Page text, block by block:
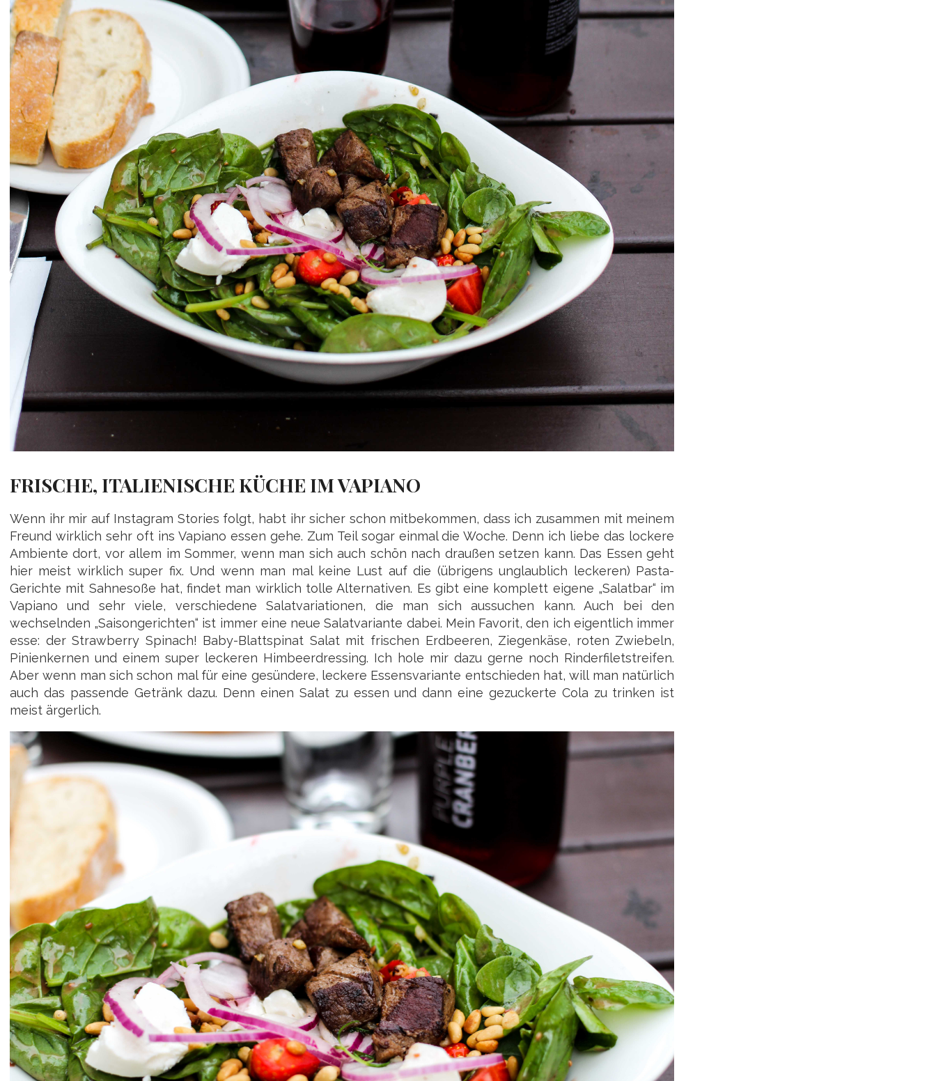
FRISCHE, ITALIENISCHE KÜCHE IM VAPIANO
Wenn ihr mir auf Instagram Stories folgt, habt ihr sicher schon mitbekommen, dass ich zusammen mit meinem
Freund wirklich sehr oft ins Vapiano essen gehe. Zum Teil sogar einmal die Woche. Denn ich liebe das lockere
Ambiente dort, vor allem im Sommer, wenn man sich auch schön nach draußen setzen kann. Das Essen geht
hier meist wirklich super fix. Und wenn man mal keine Lust auf die (übrigens unglaublich leckeren) Pasta-
Gerichte mit Sahnesoße hat, findet man wirklich tolle Alternativen. Es gibt eine komplett eigene „Salatbar“ im
Vapiano und sehr viele, verschiedene Salatvariationen, die man sich aussuchen kann. Auch bei den
wechselnden „Saisongerichten“ ist immer eine neue Salatvariante dabei. Mein Favorit, den ich eigentlich immer
esse: der Strawberry Spinach! Baby-Blattspinat Salat mit frischen Erdbeeren, Ziegenkäse, roten Zwiebeln,
Pinienkernen und einem super leckeren Himbeerdressing. Ich hole mir dazu gerne noch Rinderfiletstreifen.
Aber wenn man sich schon mal für eine gesündere, leckere Essensvariante entschieden hat, will man natürlich
auch das passende Getränk dazu. Denn einen Salat zu essen und dann eine gezuckerte Cola zu trinken ist
meist ärgerlich.